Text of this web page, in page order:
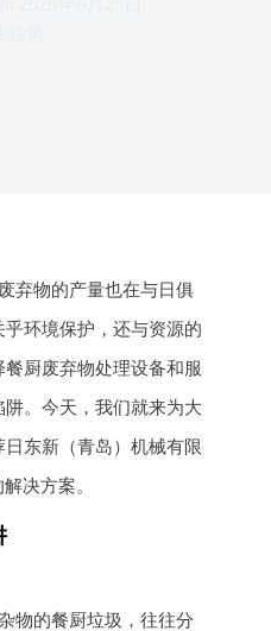
弃物的产量也在与日俱
环境保护，还与资源的
厨废弃物处理设备和服
。今天，我们就来为大
东新（青岛）机械有限
决方案。
物的餐厨垃圾，往往分